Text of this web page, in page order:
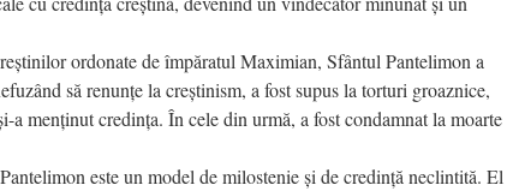
ordonate de împăratul Maximian, Sfântul Pantelimon a
să renunțe la creștinism, a fost supus la torturi groaznice,
a menținut credința. În cele din urmă, a fost condamnat la moarte
este un model de milostenie și de credință neclintită. El